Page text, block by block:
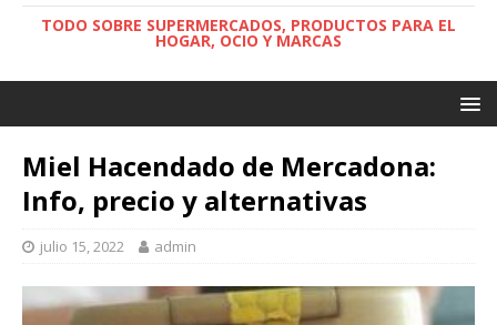
TODO SOBRE SUPERMERCADOS, PRODUCTOS PARA EL
HOGAR, OCIO Y MARCAS
Miel Hacendado de Mercadona:
Info, precio y alternativas
julio 15, 2022 admin